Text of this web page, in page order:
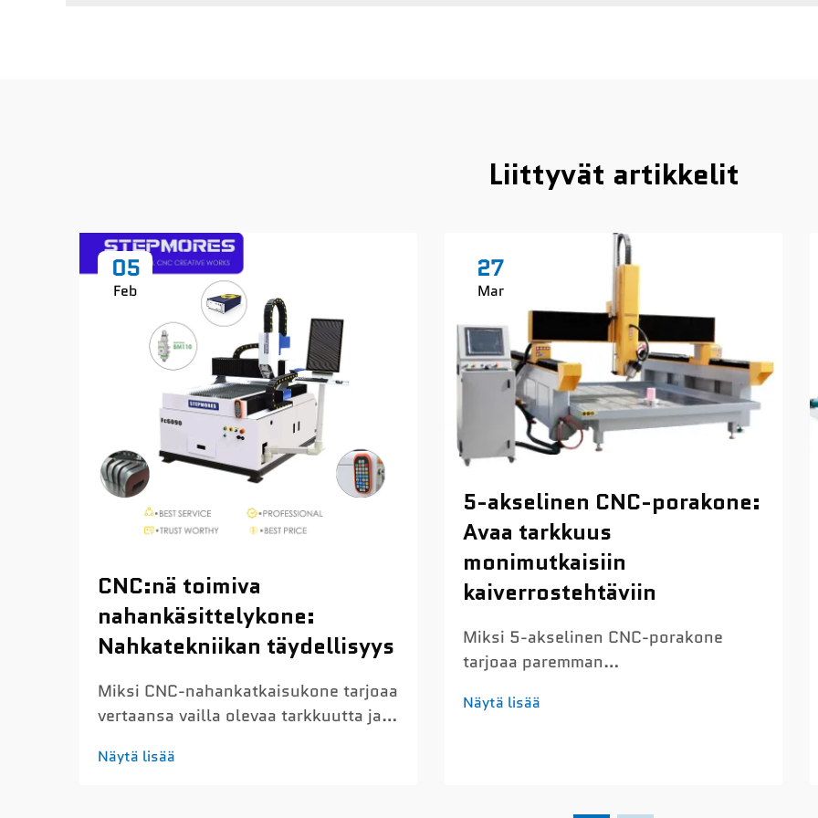
Liittyvät artikkelit
05
Feb
CNC:nä toimiva
nahankäsittelykone:
Nahkatekniikan täydellisyys
Miksi CNC-nahankatkaisukone tarjoaa
vertaansa vailla olevaa tarkkuutta ja
tarkkuus ja toistettavuus eri
Näytä lisää
27
Mar
5-akselinen CNC-porakone:
Avaa tarkkuus
monimutkaisiin
kaiverrostehtäviin
Miksi 5-akselinen CNC-porakone
tarjoaa paremman
sijoitustarkkuus ja lämpötilavakaa
saavuttavat sijoitustarkkuuden
Näytä lisää